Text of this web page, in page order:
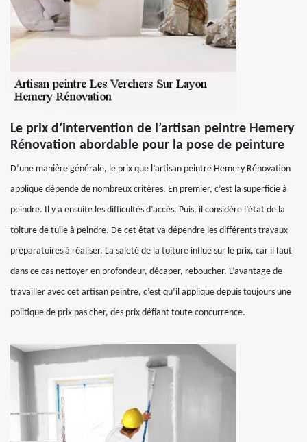
Le prix d’intervention de l’artisan peintre Hemery
Rénovation abordable pour la pose de peinture
D’une manière générale, le prix que l’artisan peintre Hemery Rénovation
applique dépende de nombreux critères. En premier, c’est la superficie à
peindre. Il y a ensuite les difficultés d’accès. Puis, il considère l’état de la
toiture de tuile à peindre. De cet état va dépendre les différents travaux
préparatoires à réaliser. La saleté de la toiture influe sur le prix, car il faut
dans ce cas nettoyer en profondeur, décaper, reboucher. L’avantage de
travailler avec cet artisan peintre, c’est qu’il applique depuis toujours une
politique de prix pas cher, des prix défiant toute concurrence.